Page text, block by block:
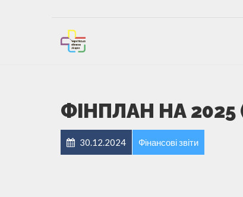
ФІНПЛАН НА 2025
30.12.2024 Фінансові звіти